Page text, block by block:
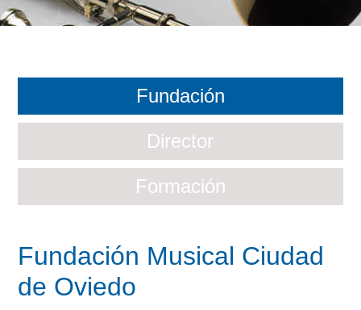
Fundación
Director
Formación
Fundación Musical Ciudad
de Oviedo